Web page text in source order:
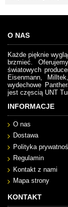
O NAS
Każde pięknie
brzmieć.
światowych
Eisenmann,
wydechowe
jest częscią UNT
INFORMACJE
O nas
Dostawa
Polityka
Regulamin
Kontakt z nami
Mapa strony
KONTAKT